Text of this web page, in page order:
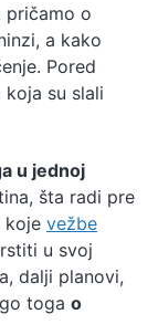
pričamo o
a kako
Pored
su slali
u jednoj
šta radi pre
koje vežbe
u svoj
dalji planovi,
toga o